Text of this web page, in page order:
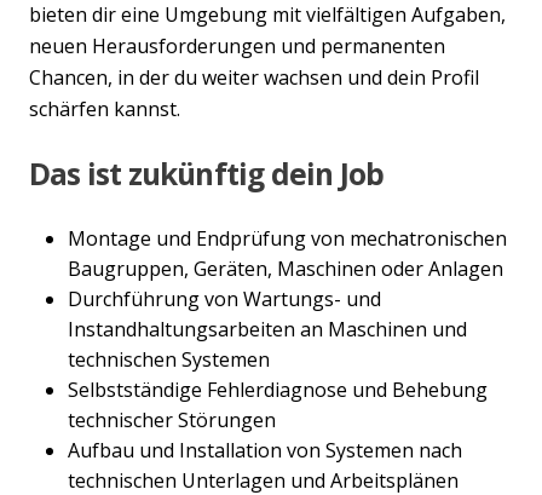
bieten dir eine Umgebung mit vielfältigen Aufgaben,
neuen Herausforderungen und permanenten
Chancen, in der du weiter wachsen und dein Profil
schärfen kannst.
Das ist zukünftig dein Job
Montage und Endprüfung von mechatronischen
Baugruppen, Geräten, Maschinen oder Anlagen
Durchführung von Wartungs- und
Instandhaltungsarbeiten an Maschinen und
technischen Systemen
Selbstständige Fehlerdiagnose und Behebung
technischer Störungen
Aufbau und Installation von Systemen nach
technischen Unterlagen und Arbeitsplänen